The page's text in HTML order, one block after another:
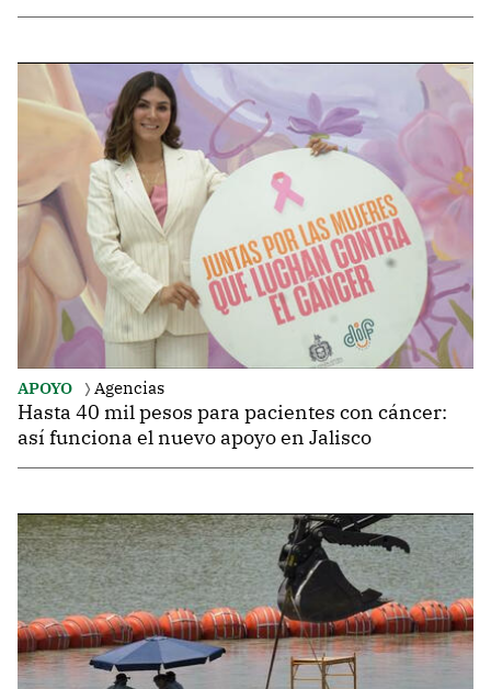
APOYO Agencias
Hasta 40 mil pesos para pacientes con cáncer:
así funciona el nuevo apoyo en Jalisco